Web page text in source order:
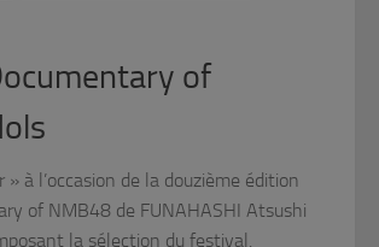
of
à l’occasion de la douzième édition
of NMB48 de FUNAHASHI Atsushi
la sélection du festival.